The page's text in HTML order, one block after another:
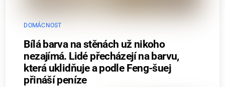
DOMÁCNOST
Bílá barva na stěnách už nikoho
nezajímá. Lidé přecházejí na barvu,
která uklidňuje a podle Feng-šuej
přináší peníze